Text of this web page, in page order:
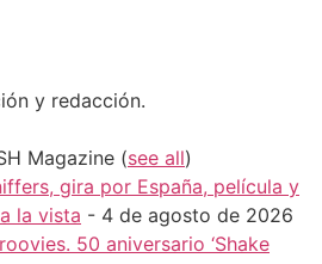
y redacción.
Magazine (see all)
gira por España, película y
la vista - 4 de agosto de 2026
50 aniversario ‘Shake